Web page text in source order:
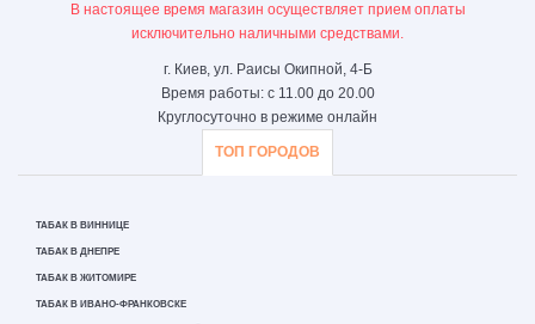
В настоящее время магазин осуществляет прием оплаты
исключительно наличными средствами.
г. Киев, ул. Раисы Окипной, 4-Б
Время работы: с 11.00 до 20.00
Круглосуточно в режиме онлайн
ТОП ГОРОДОВ
ТАБАК В ВИННИЦЕ
ТАБАК В ДНЕПРЕ
ТАБАК В ЖИТОМИРЕ
ТАБАК В ИВАНО-ФРАНКОВСКЕ